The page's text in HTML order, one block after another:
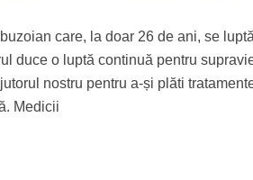
care, la doar 26 de ani, se
duce o luptă continuă pentru
nostru pentru a-și plăti
Medicii